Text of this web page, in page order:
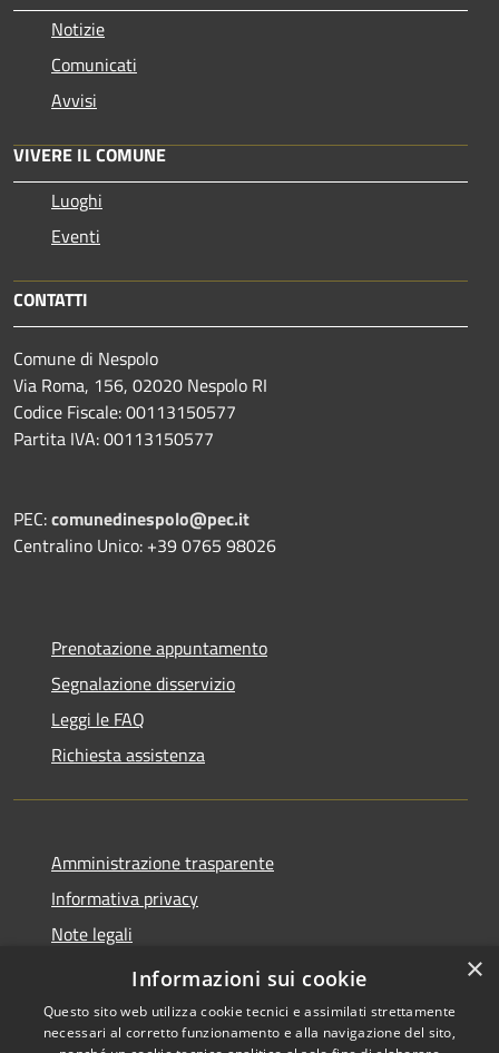
Notizie
Comunicati
Avvisi
VIVERE IL COMUNE
Luoghi
Eventi
CONTATTI
Comune di Nespolo
Via Roma, 156, 02020 Nespolo RI
Codice Fiscale: 00113150577
Partita IVA: 00113150577
PEC:comunedinespolo@pec.it
Centralino Unico: +39 0765 98026
Prenotazione appuntamento
Segnalazione disservizio
Leggi le FAQ
Richiesta assistenza
Amministrazione trasparente
Informativa privacy
Note legali
Dichiarazione di accessibilità
×
Informazioni sui cookie
Questo sito web utilizza cookie tecnici e assimilati strettamente
necessari al corretto funzionamento e alla navigazione del sito,